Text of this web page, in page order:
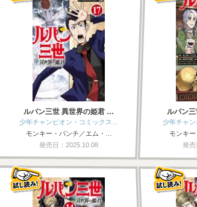
ルパン三世 異世界の姫君 …
少年チャンピオン・コミックス…
モンキー・パンチ／エム・…
発売日：2025.10.08
ルパン
少年チャ
モンキー
発売